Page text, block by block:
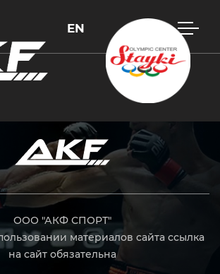
EN
ООО "АКФ СПОРТ"
материалов сайта ссылка
на сайт обязательна
для поиска или Esc, чтобы закрыть